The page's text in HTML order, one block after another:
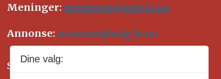
Meninger: meninger@salg24.no
Annonse: annonse@salg24.no
SALG24 arbeider etter Vær Varsom-
Dine valg: